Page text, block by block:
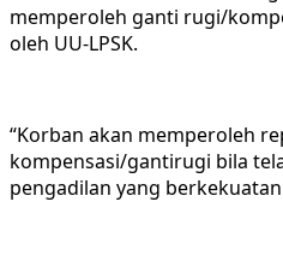
memperoleh ganti rugi/
oleh UU-LPSK.
“Korban akan memperoleh
kompensasi/gantirugi bila
pengadilan yang